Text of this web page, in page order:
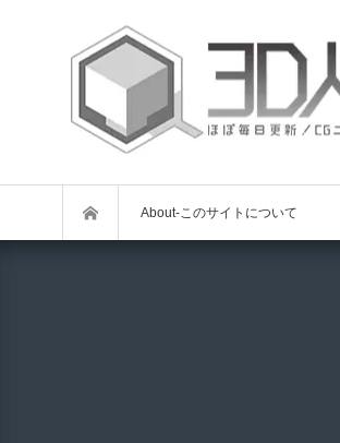
About-このサイトについて